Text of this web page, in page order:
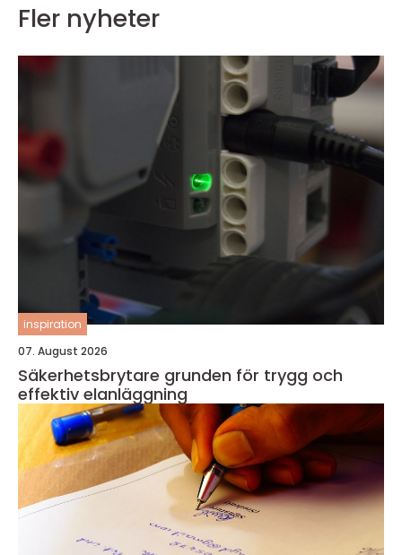
Fler nyheter
inspiration
07. August 2026
Säkerhetsbrytare grunden för trygg och
effektiv elanläggning